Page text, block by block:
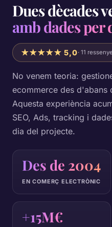
Dues dècades
amb dades
★★★★★ 5,0· 11
No venem teoria:
ecommerce des d'abans
Aquesta experiència
SEO, Ads, tracking i
dia del projecte.
Des de 2004
EN COMERÇ ELECTRÒNIC
+15M€